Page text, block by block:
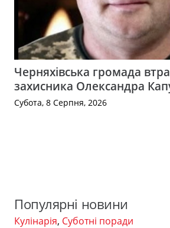
Черняхівська громада
захисника Олександра
Субота, 8 Серпня, 2026
Популярні новини
Кулінарія, Суботні поради